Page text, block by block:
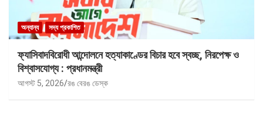
অন্যান্য সদ্য প্রকাশিত
ফ্যাসিবাদবিরোধী আন্দোলনে হত্যাকাণ্ডের বিচার হবে স্বচ্ছ, নিরপেক্ষ ও
বিশ্বাসযোগ্য : প্রধানমন্ত্রী
আগস্ট 5, 2026 রঙ বেরঙ ডেস্ক